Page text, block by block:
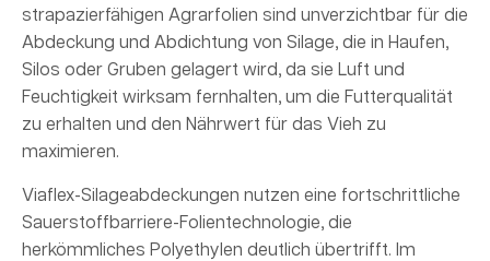
strapazierfähigen Agrarfolien sind unverzichtbar für die
Abdeckung und Abdichtung von Silage, die in Haufen,
Silos oder Gruben gelagert wird, da sie Luft und
Feuchtigkeit wirksam fernhalten, um die Futterqualität
zu erhalten und den Nährwert für das Vieh zu
maximieren.
Viaflex-Silageabdeckungen nutzen eine fortschrittliche
Sauerstoffbarriere-Folientechnologie, die
herkömmliches Polyethylen deutlich übertrifft. Im